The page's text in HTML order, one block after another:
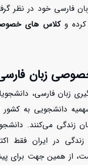
فارسی خود در نظر
کرده وکلاس های
زبان
زبان فارسی،
دانشجویی به کشور
زندگی می‌کنند.
در ایران فقط
از همین جهت برای